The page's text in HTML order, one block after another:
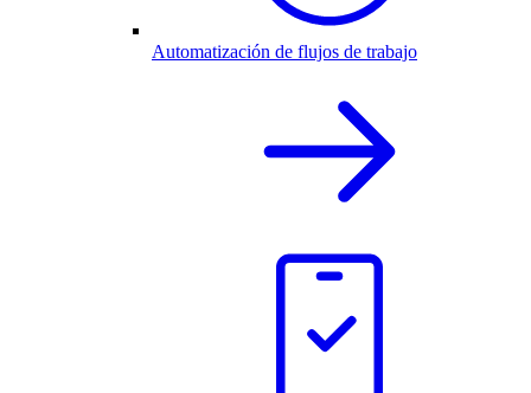
Automatización de flujos de trabajo